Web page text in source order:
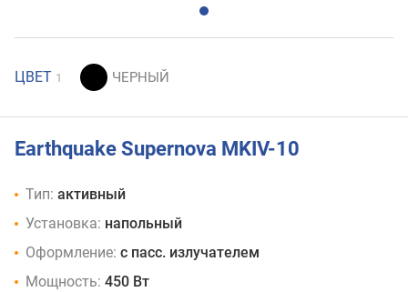
ЦВЕТ 1
Earthquake Supernova MKIV-10
Тип: активный
Установка: напольный
Оформление: с пасс. излучателем
Мощность: 450 Вт